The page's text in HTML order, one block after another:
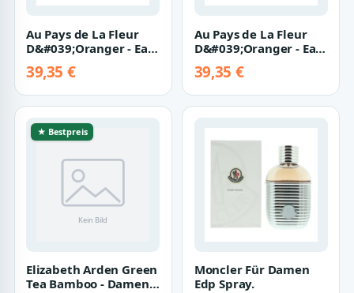
Au Pays de La Fleur
D&#039;Oranger - Eau
Women Fra…
39,35 €
Au Pays de La Fleur
D&#039;Oranger - Eau
Women Fra…
39,35 €
★ Bestpreis
Elizabeth Arden Green
Tea Bamboo - Damen
Moncler Für Damen
Edp Spray.